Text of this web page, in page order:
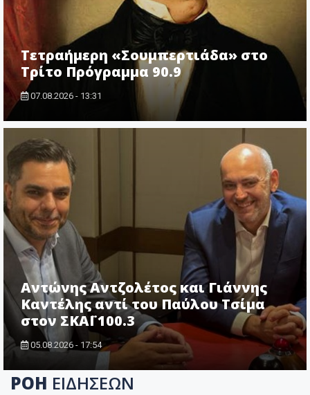
Τετραήμερη «Σουμπερτιάδα» στο
Τρίτο Πρόγραμμα 90.9
07.08.2026 - 13:31
Αντώνης Αντζολέτος και Γιάννης
Καντέλης αντί του Παύλου Τσίμα
στον ΣΚΑΪ 100.3
05.08.2026 - 17:54
ΡΟΗ ΕΙΔΗΣΕΩΝ